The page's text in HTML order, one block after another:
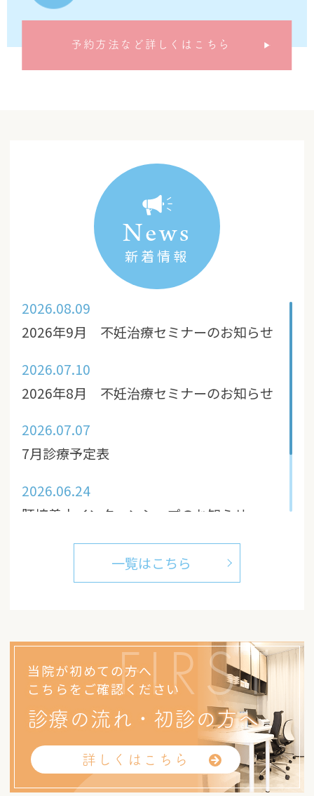
予約方法など詳しくはこちら
News
新着情報
2026.08.09
2026年9月 不妊治療セミナーのお知らせ
2026.07.10
2026年8月 不妊治療セミナーのお知らせ
2026.07.07
7月診療予定表
2026.06.24
胚培養士インターンシップのお知らせ
2026年7月 不妊治療セミナーのお知らせ
一覧はこちら
FIRST
当院が初めての方へ
こちらをご確認ください
診療の流れ・初診の方へ
詳しくはこちら